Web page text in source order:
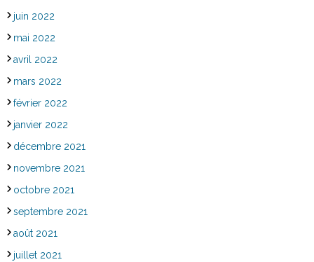
juin 2022
mai 2022
avril 2022
mars 2022
février 2022
janvier 2022
décembre 2021
novembre 2021
octobre 2021
septembre 2021
août 2021
juillet 2021